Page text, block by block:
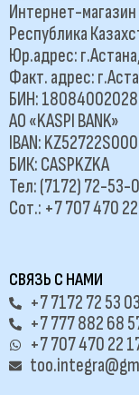
Интернет-магазин
Республика
Юр.адрес:
Факт. адрес:
БИН:
АО «KASPI BANK»
IBAN:
БИК: CASPKZKA
Тел: (7172) 72-53-
Сот.: +7 707 470
СВЯЗЬ С НАМИ
+7 7172 72 53 03
+7 777 882 68
+7 707 470 22